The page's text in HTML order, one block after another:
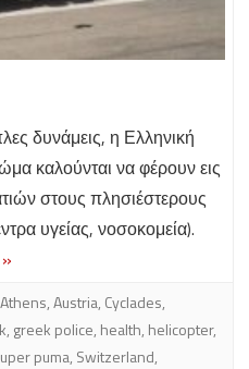
δυνάμεις, η Ελληνική
καλούνται να φέρουν εις
στους πλησιέστερους
υγείας, νοσοκομεία).
Athens,Austria, Cyclades,
, greek police, health, helicopter,
puma, Switzerland,